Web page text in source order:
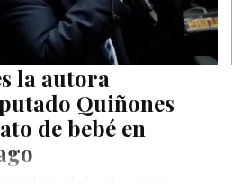
la autora
Quiñones
de bebé en